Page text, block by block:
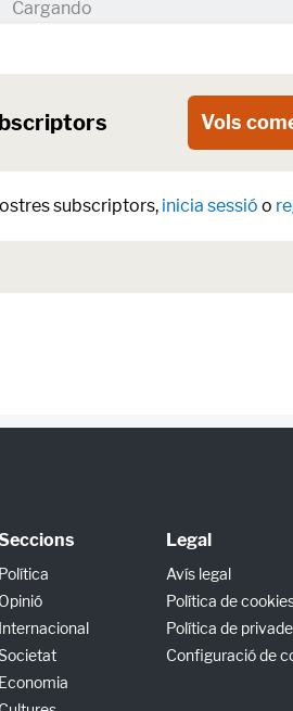
Vols
subscriptors, inicia sessió o
Política
Opinió
Internacional
Economia
Legal
Avís legal
Política de
Política de
Configuració de